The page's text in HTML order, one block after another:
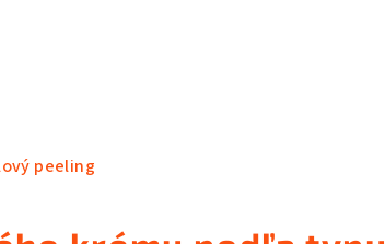
peeling